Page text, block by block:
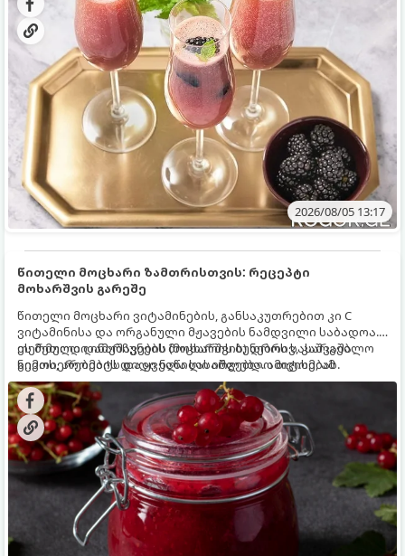
2026/08/05 13:17
წითელი მოცხარი ზამთრისთვის: რეცეპტი
მოხარშვის გარეშე
წითელი მოცხარი ვიტამინების, განსაკუთრებით კი C
ვიტამინისა და ორგანული მჟავების ნამდვილი საბადოა.
თერმული დამუშავების (მოხარშვის) დროს სასარგებლო
ნივთიერებების დიდი ნაწილი იშლება. ამიტომ, ამ
კენკრის ზამთრისთვის შესანახად საუკეთესო გზა
„ცოცხალი ჯემის“ მომზადებაა - მოხარშვის გარეშე.
ეს მეთოდი ინარჩუნებს მოცხარის ბუნებრივ, კაშკაშა
გემოს, არომატს და ყველა სასარგებლო თვისებას.